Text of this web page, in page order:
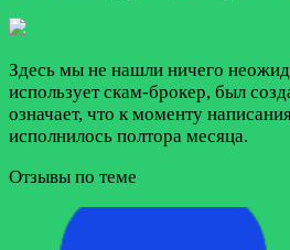
Здесь мы не нашли ничего
использует скам-брокер, был
означает, что к моменту
исполнилось полтора месяца.
Отзывы по теме